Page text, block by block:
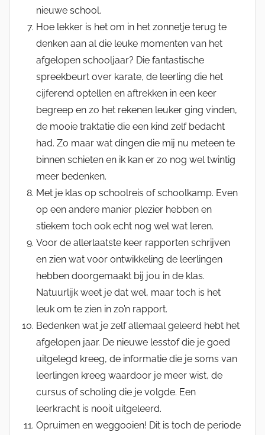
nieuwe school.
Hoe lekker is het om in het zonnetje terug te
denken aan al die leuke momenten van het
afgelopen schooljaar? Die fantastische
spreekbeurt over karate, de leerling die het
cijferend optellen en aftrekken in een keer
begreep en zo het rekenen leuker ging vinden,
de mooie traktatie die een kind zelf bedacht
had. Zo maar wat dingen die mij nu meteen te
binnen schieten en ik kan er zo nog wel twintig
meer bedenken.
Met je klas op schoolreis of schoolkamp. Even
op een andere manier plezier hebben en
stiekem toch ook echt nog wel wat leren.
Voor de allerlaatste keer rapporten schrijven
en zien wat voor ontwikkeling de leerlingen
hebben doorgemaakt bij jou in de klas.
Natuurlijk weet je dat wel, maar toch is het
leuk om te zien in zo’n rapport.
Bedenken wat je zelf allemaal geleerd hebt het
afgelopen jaar. De nieuwe lesstof die je goed
uitgelegd kreeg, de informatie die je soms van
leerlingen kreeg waardoor je meer wist, de
cursus of scholing die je volgde. Een
leerkracht is nooit uitgeleerd.
Opruimen en weggooien! Dit is toch de periode